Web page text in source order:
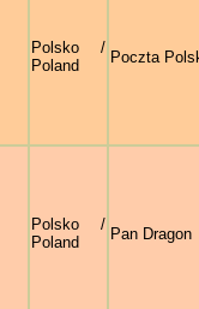
Polsko /
Poland
Poczta
Polsko /
Poland
Pan Dragon